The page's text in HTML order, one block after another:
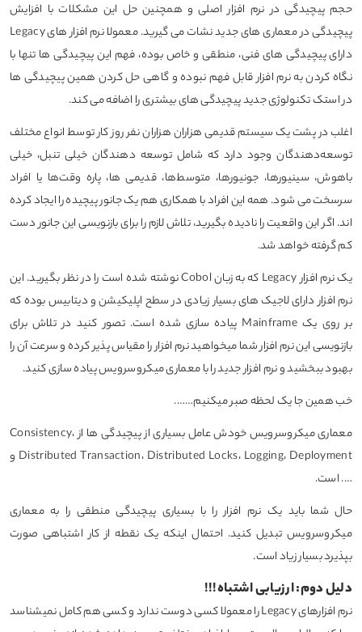
حجم پیچیدگی در نرم افزار اصلی و همچنین حل این مشکلات با افزایش
پیچیدگی در معماری های جدید نشات می گیرید. معمولا نرم افزار های Legacy
دارای پیچیدگی های فنی، منطقی و خاص بوده، فهم این پیچیدگی ها تنها با
نگاه کردن به نرم افزار قابل فهم نبوده و گاهی حل کردن همین پیچیدگی ها
در استک تکنولوژی جدید پیچیدگی های بیشتری را اضافه می کند.
اغلب در پشت یک سیستم قدیمی هزاران هزاران نفر روز کار توسط انواع مختلف
توسعه‌دهندگان وجود دارد که شامل توسعه دهندگان خیلی تنبل، خیلی
باهوش، سینیورها، جونیورها، متوسط‌ها، قدیمی ها، پاره وقت‌ها یا افراد
سرسخت می شود. همه این افراد با همکاری هم یک جانور پیچیده را ایجاد کرده
اند. اگر این واقعیت را نادیده بگیرید، تلاش لازم را برای بازنویسی این جانور دست
کم گرفته خواهد شد.
یک نرم افزار Legacy که به زبان Cobol نوشته شده است را در نظر بگیرید. این
نرم افزار دارای لاجیک های بسیار زیادی در سطح اپلیکیشن و دیتابیس بوده که
بر روی یک Mainframe پیاده سازی شده است. تصور کنید در تلاش برای
بازنویسی این نرم افزار شما میخواهید نرم افزار را مقیاس پذیر کرده و سرعت آن را
بهبود ببخشید و نرم افزار جدید را با معماری میکروسرویس پیاده سازی کنید.
خب همین جا یک لحظه صبر میکنیم…….
معماری میکروسرویس خودش عامل بسیاری از پیچیدگی ها از Consistency،
Distributed Transaction، Distributed Locks، Logging، Deployment و
…. است.
حال شما باید یک نرم افزار را با بسیاری پیچیدگی منطقی را به معماری
میکروسرویس تبدیل کنید. احتمال اینکه یک نقطه از کار اشتباهی صورت
بپذیرد بسیار زیاد است.
دلیل دوم: ارزیابی اشتباه!!!
نرم افزارهای Legacy را معمولا کسی دوست ندارد و کسی هم کامل نمیشناسد